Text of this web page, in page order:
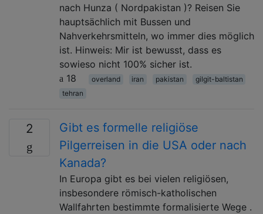
nach Hunza ( Nordpakistan )? Reisen Sie
hauptsächlich mit Bussen und
Nahverkehrsmitteln, wo immer dies möglich
ist. Hinweis: Mir ist bewusst, dass es
sowieso nicht 100% sicher ist.
18
overland iran pakistan
gilgit-baltistan
tehran
2
Gibt es formelle religiöse
Pilgerreisen in die USA oder nach
Kanada?
In Europa gibt es bei vielen religiösen,
insbesondere römisch-katholischen
Wallfahrten bestimmte formalisierte Wege .